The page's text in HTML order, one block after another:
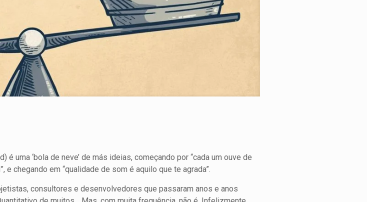
uma ‘bola de neve’ de más ideias, começando por “cada um ouve de
chegando em “qualidade de som é aquilo que te agrada”.
consultores e desenvolvedores que passaram anos e anos